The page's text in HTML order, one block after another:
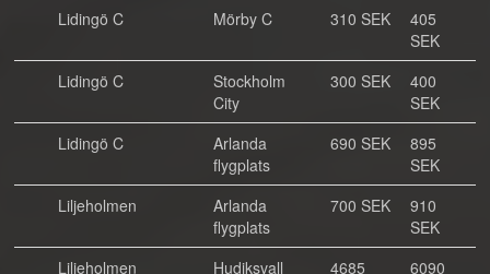
Lidingö C
Mörby C 310 SEK
405
SEK
Lidingö C
Stockholm
City
300 SEK
400
SEK
Lidingö C
Arlanda
flygplats
690 SEK
895
SEK
Liljeholmen
Arlanda
flygplats
700 SEK
910
SEK
Liljeholmen
Hudiksvall
4685
6090